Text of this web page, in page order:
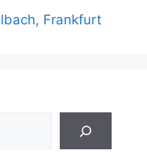
Frankfurt